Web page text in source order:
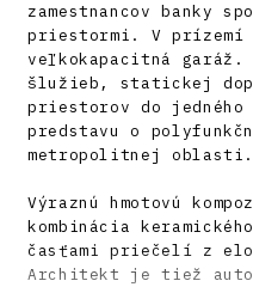
zamestnancov banky
priestormi. V prízemí
veľkokapacitná garáž.
šlužieb, statickej
priestorov do
predstavu o
metropolitnej oblasti.
Výraznú hmotovú
kombinácia
časťami priečelí z
Architekt je tiež